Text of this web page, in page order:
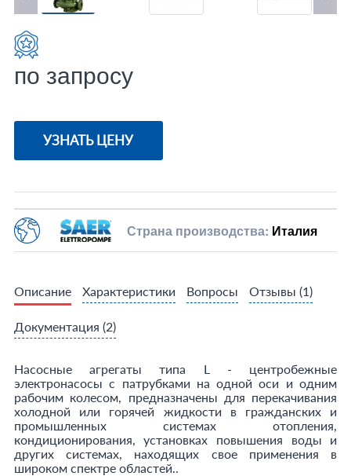
по запросу
УЗНАТЬ ЦЕНУ
Страна производства: Италия
Описание Характеристики Вопросы Отзывы (1)
Документация (2)
Насосные агрегаты типа L - центробежные
электронасосы с патрубками на одной оси и одним
рабочим колесом, предназначены для перекачивания
холодной или горячей жидкости в гражданских и
промышленных системах отопления,
кондиционирования, установках повышения воды и
других системах, находящих свое применения в
широком спектре областей..